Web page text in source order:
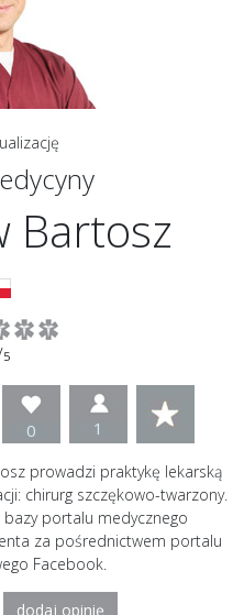
Bartosz
5
0 1
prowadzi praktykę lekarską
chirurg szczękowo-twarzony.
bazy portalu medycznego
za pośrednictwem portalu
Facebook.
dodaj opinię